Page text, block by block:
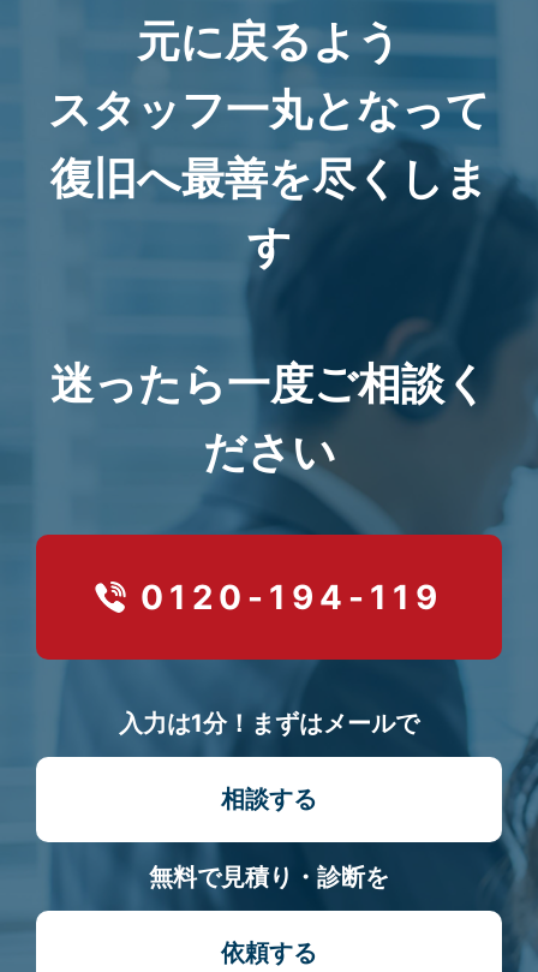
元に戻るよう
スタッフ一丸となって
復旧へ最善を尽くしま
す
迷ったら一度ご相談く
ださい
0120-194-119
入力は1分！まずはメールで
相談する
無料で見積り・診断を
依頼する